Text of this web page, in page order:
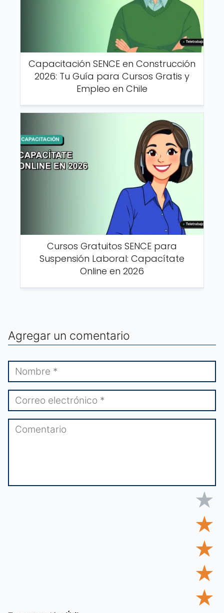
Capacitación SENCE en Construcción
2026: Tu Guía para Cursos Gratis y
Empleo en Chile
Cursos Gratuitos SENCE para
Suspensión Laboral: Capacítate
Online en 2026
Agregar un comentario
★
★
★
★
★